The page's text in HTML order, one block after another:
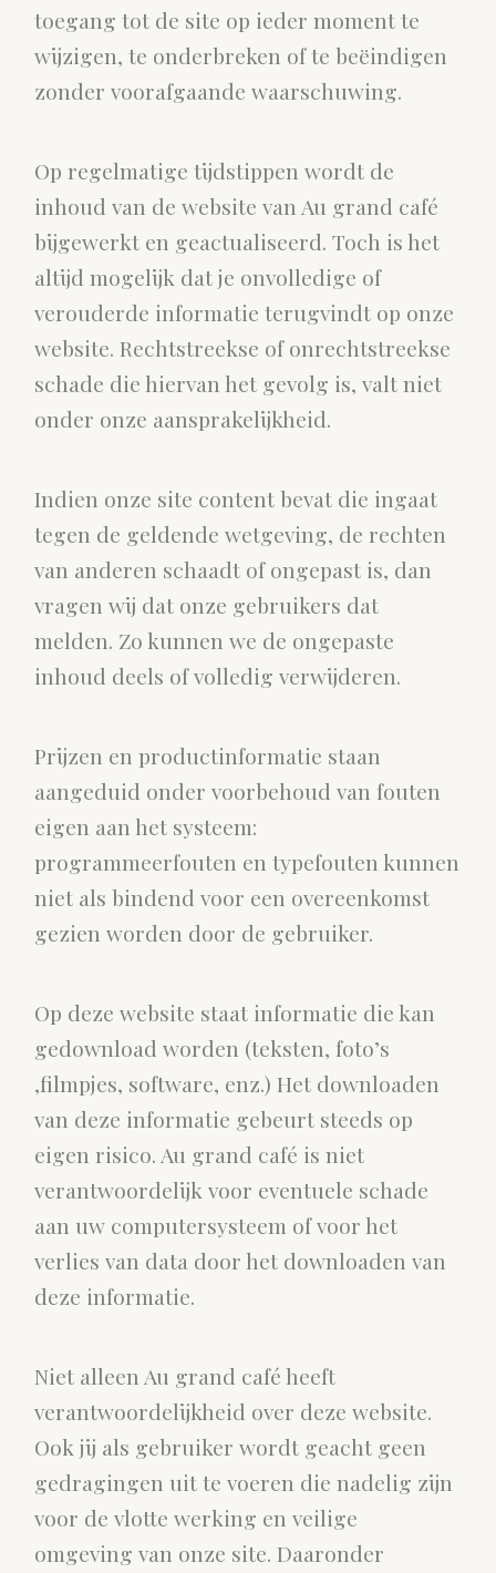
toegang tot de site op ieder moment te
wijzigen, te onderbreken of te beëindigen
zonder voorafgaande waarschuwing.
Op regelmatige tijdstippen wordt de
inhoud van de website van Au grand café
bijgewerkt en geactualiseerd. Toch is het
altijd mogelijk dat je onvolledige of
verouderde informatie terugvindt op onze
website. Rechtstreekse of onrechtstreekse
schade die hiervan het gevolg is, valt niet
onder onze aansprakelijkheid.
Indien onze site content bevat die ingaat
tegen de geldende wetgeving, de rechten
van anderen schaadt of ongepast is, dan
vragen wij dat onze gebruikers dat
melden. Zo kunnen we de ongepaste
inhoud deels of volledig verwijderen.
Prijzen en productinformatie staan
aangeduid onder voorbehoud van fouten
eigen aan het systeem:
programmeerfouten en typefouten kunnen
niet als bindend voor een overeenkomst
gezien worden door de gebruiker.
Op deze website staat informatie die kan
gedownload worden (teksten, foto’s
,filmpjes, software, enz.) Het downloaden
van deze informatie gebeurt steeds op
eigen risico. Au grand café is niet
verantwoordelijk voor eventuele schade
aan uw computersysteem of voor het
verlies van data door het downloaden van
deze informatie.
Niet alleen Au grand café heeft
verantwoordelijkheid over deze website.
Ook jij als gebruiker wordt geacht geen
gedragingen uit te voeren die nadelig zijn
voor de vlotte werking en veilige
omgeving van onze site. Daaronder